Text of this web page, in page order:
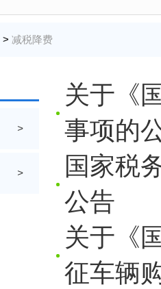
> 减税降费
>
>
关于《
事项的
国家税
公告
关于《
征车辆